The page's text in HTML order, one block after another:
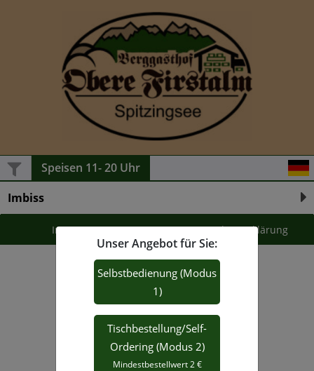
Speisen 11- 20 Uhr
Unser Angebot für Sie:
Selbstbedienung (Modus
1)
Tischbestellung/Self-
Ordering (Modus 2)
Mindestbestellwert 2 €
Imbiss
Impressum Datenschutzerklärung